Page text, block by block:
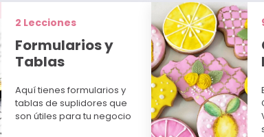
2 Lecciones
Formularios y
Tablas
Aquí tienes formularios y
tablas de suplidores que
son útiles para tu negocio